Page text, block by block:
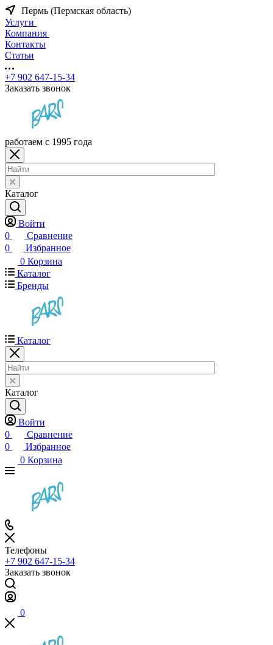
Пермь (Пермская область)
Услуги
Компания
Контакты
Статьи
+7 902 647-15-34
Заказать звонок
работаем с 1995 года
Каталог
Войти
0
Сравнение
0
Избранное
0 Корзина
Каталог
Бренды
Каталог
Каталог
Войти
0
Сравнение
0
Избранное
0 Корзина
Телефоны
+7 902 647-15-34
Заказать звонок
0